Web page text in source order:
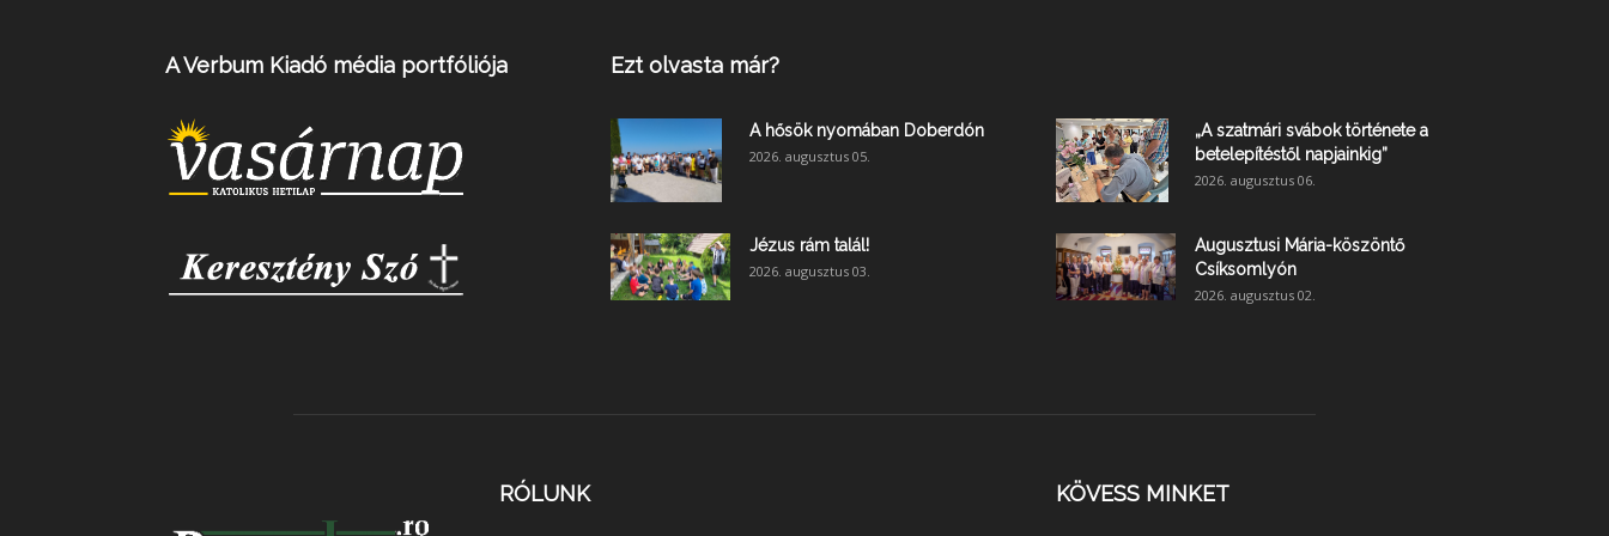
A Verbum Kiadó média portfóliója Ezt olvasta már?
A hősök nyomában Doberdón
2026. augusztus 05.
„A szatmári svábok története a
betelepítéstől napjainkig”
2026. augusztus 06.
Jézus rám talál!
2026. augusztus 03.
Augusztusi Mária-köszöntő
Csíksomlyón
2026. augusztus 02.
RÓLUNK KÖVESS MINKET